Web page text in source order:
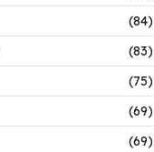
(84)
(83)
(75)
(69)
(69)